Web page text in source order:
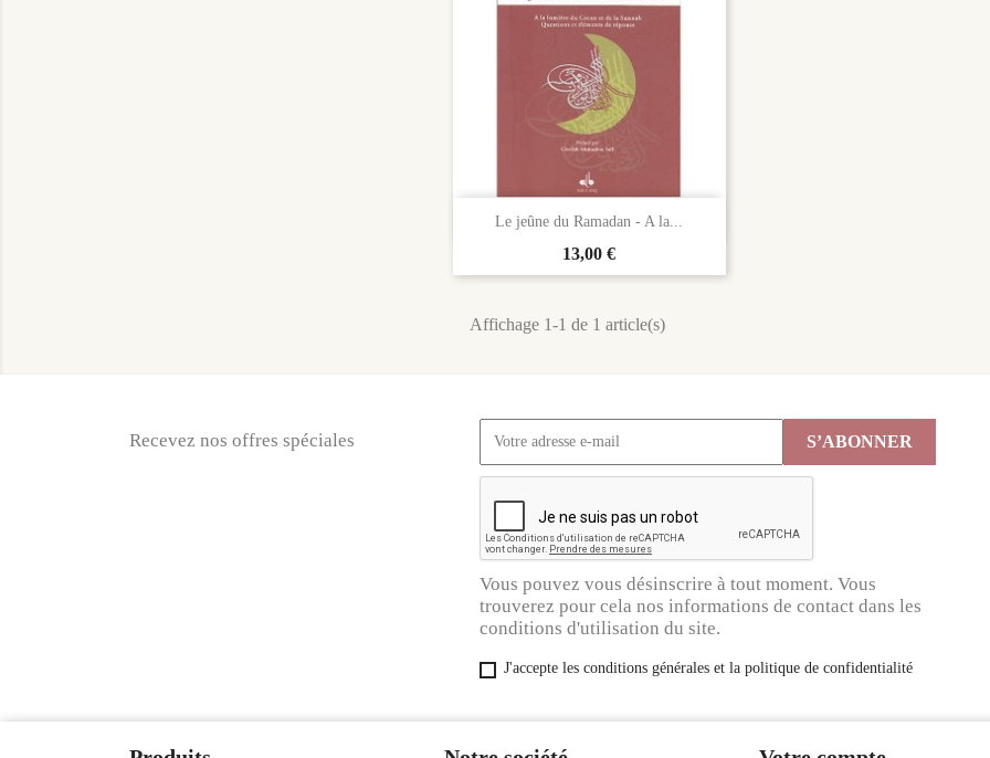
Le jeûne du Ramadan - A la...
Prix
13,00 €
 Aperçu rapide
Affichage 1-1 de 1 article(s)
Recevez nos offres spéciales
Vous pouvez vous désinscrire à tout moment. Vous
trouverez pour cela nos informations de contact dans les
conditions d'utilisation du site.
J'accepte les conditions générales et la politique de confidentialité